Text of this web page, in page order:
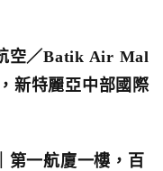
空／Batik Air Mal
新特麗亞中部國際
第一航廈一樓，百